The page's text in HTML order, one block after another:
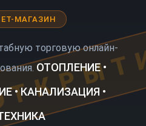
МАГАЗИН
торговую онлайн-
ОТОПЛЕНИЕ •
• КАНАЛИЗАЦИЯ •